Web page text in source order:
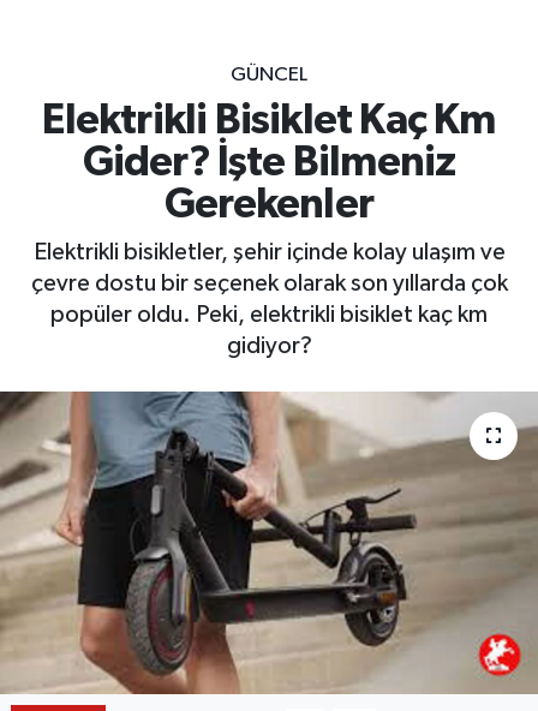
GÜNCEL
Elektrikli Bisiklet Kaç Km
Gider? İşte Bilmeniz
Gerekenler
Elektrikli bisikletler, şehir içinde kolay ulaşım ve
çevre dostu bir seçenek olarak son yıllarda çok
popüler oldu. Peki, elektrikli bisiklet kaç km
gidiyor?